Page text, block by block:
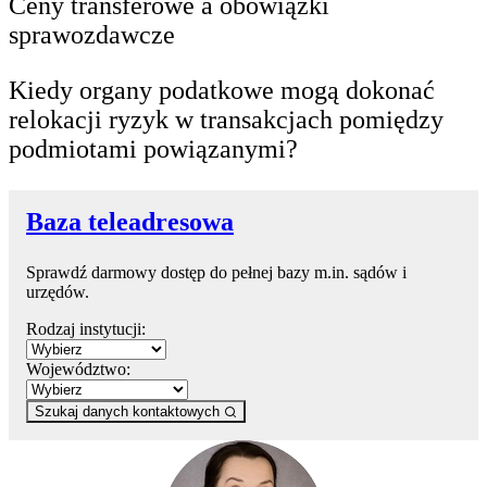
sprawozdawcze
Kiedy organy podatkowe mogą dokonać
relokacji ryzyk w transakcjach pomiędzy
podmiotami powiązanymi?
Baza teleadresowa
Sprawdź darmowy dostęp do pełnej bazy m.in. sądów i
urzędów.
Rodzaj instytucji:
Województwo:
Szukaj danych kontaktowych